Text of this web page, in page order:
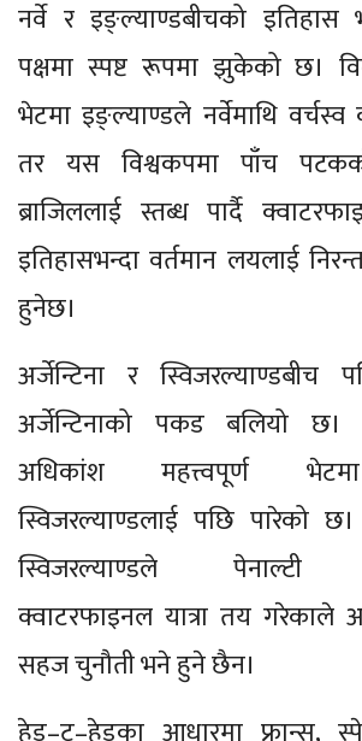
नर्वे र इङ्ल्याण्डबीचको
पक्षमा स्पष्ट रूपमा झुकेको छ।
भेटमा इङ्ल्याण्डले नर्वेमाथि
तर यस विश्वकपमा पाँच
ब्राजिललाई स्तब्ध पार्दै
इतिहासभन्दा वर्तमान लयलाई
हुनेछ।
अर्जेन्टिना र स्विजरल्याण्डबीच
अर्जेन्टिनाको पकड बलियो छ।
अधिकांश महत्त्वपूर्ण
स्विजरल्याण्डलाई पछि पारेको
स्विजरल्याण्डले पेनाल्टी
क्वाटरफाइनल यात्रा तय गरेकाले
सहज चुनौती भने हुने छैन।